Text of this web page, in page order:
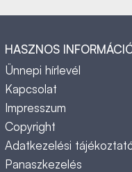
HASZNOS
Ünnepi hírlevél
Kapcsolat
Impresszum
Copyright
Adatkezelési
Panaszkezelés